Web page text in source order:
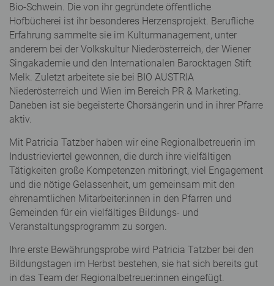
Bio-Schwein. Die von ihr gegründete öffentliche
Hofbücherei ist ihr besonderes Herzensprojekt. Berufliche
Erfahrung sammelte sie im Kulturmanagement, unter
anderem bei der Volkskultur Niederösterreich, der Wiener
Singakademie und den Internationalen Barocktagen Stift
Melk. Zuletzt arbeitete sie bei BIO AUSTRIA
Niederösterreich und Wien im Bereich PR & Marketing.
Daneben ist sie begeisterte Chorsängerin und in ihrer Pfarre
aktiv.
Mit Patricia Tatzber haben wir eine Regionalbetreuerin im
Industrieviertel gewonnen, die durch ihre vielfältigen
Tätigkeiten große Kompetenzen mitbringt, viel Engagement
und die nötige Gelassenheit, um gemeinsam mit den
ehrenamtlichen Mitarbeiter:innen in den Pfarren und
Gemeinden für ein vielfältiges Bildungs- und
Veranstaltungsprogramm zu sorgen.
Ihre erste Bewährungsprobe wird Patricia Tatzber bei den
Bildungstagen im Herbst bestehen, sie hat sich bereits gut
in das Team der Regionalbetreuer:innen eingefügt.